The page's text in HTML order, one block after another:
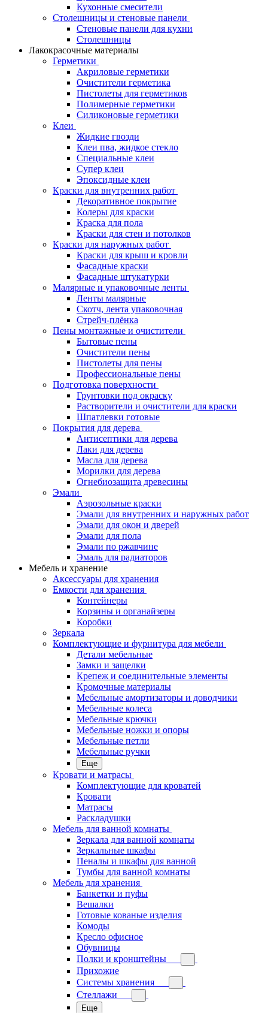
Кухонные смесители
Столешницы и стеновые панели
Стеновые панели для кухни
Столешницы
Лакокрасочные материалы
Герметики
Акриловые герметики
Очистители герметика
Пистолеты для герметиков
Полимерные герметики
Силиконовые герметики
Клеи
Жидкие гвозди
Клеи пва, жидкое стекло
Специальные клеи
Супер клеи
Эпоксидные клеи
Краски для внутренних работ
Декоративное покрытие
Колеры для краски
Краска для пола
Краски для стен и потолков
Краски для наружных работ
Краски для крыш и кровли
Фасадные краски
Фасадные штукатурки
Малярные и упаковочные ленты
Ленты малярные
Скотч, лента упаковочная
Стрейч-плёнка
Пены монтажные и очистители
Бытовые пены
Очистители пены
Пистолеты для пены
Профессиональные пены
Подготовка поверхности
Грунтовки под окраску
Растворители и очистители для краски
Шпатлевки готовые
Покрытия для дерева
Антисептики для дерева
Лаки для дерева
Масла для дерева
Морилки для дерева
Огнебиозащита древесины
Эмали
Аэрозольные краски
Эмали для внутренних и наружных работ
Эмали для окон и дверей
Эмали для пола
Эмали по ржавчине
Эмаль для радиаторов
Мебель и хранение
Аксессуары для хранения
Емкости для хранения
Контейнеры
Корзины и органайзеры
Коробки
Зеркала
Комплектующие и фурнитура для мебели
Детали мебельные
Замки и защелки
Крепеж и соединительные элементы
Кромочные материалы
Мебельные амортизаторы и доводчики
Мебельные колеса
Мебельные крючки
Мебельные ножки и опоры
Мебельные петли
Мебельные ручки
Еще
Кровати и матрасы
Комплектующие для кроватей
Кровати
Матрасы
Раскладушки
Мебель для ванной комнаты
Зеркала для ванной комнаты
Зеркальные шкафы
Пеналы и шкафы для ванной
Тумбы для ванной комнаты
Мебель для хранения
Банкетки и пуфы
Вешалки
Готовые кованые изделия
Комоды
Кресло офисное
Обувницы
Полки и кронштейны
Прихожие
Системы хранения
Стеллажи
Еще